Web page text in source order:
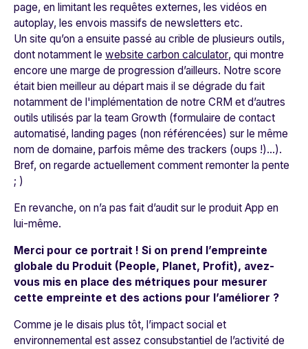
page, en limitant les requêtes externes, les vidéos en
autoplay, les envois massifs de newsletters etc.
Un site qu’on a ensuite passé au crible de plusieurs outils,
dont notamment le website carbon calculator, qui montre
encore une marge de progression d’ailleurs. Notre score
était bien meilleur au départ mais il se dégrade du fait
notamment de l'implémentation de notre CRM et d’autres
outils utilisés par la team Growth (formulaire de contact
automatisé, landing pages (non référencées) sur le même
nom de domaine, parfois même des trackers (oups !)…).
Bref, on regarde actuellement comment remonter la pente
; )
En revanche, on n’a pas fait d’audit sur le produit App en
lui-même.
Merci pour ce portrait ! Si on prend l’empreinte
globale du Produit (People, Planet, Profit), avez-
vous mis en place des métriques pour mesurer
cette empreinte et des actions pour l’améliorer ?
Comme je le disais plus tôt, l’impact social et
environnemental est assez consubstantiel de l’activité de